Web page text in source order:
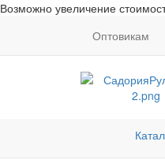
Возможно увеличение
Оптовикам